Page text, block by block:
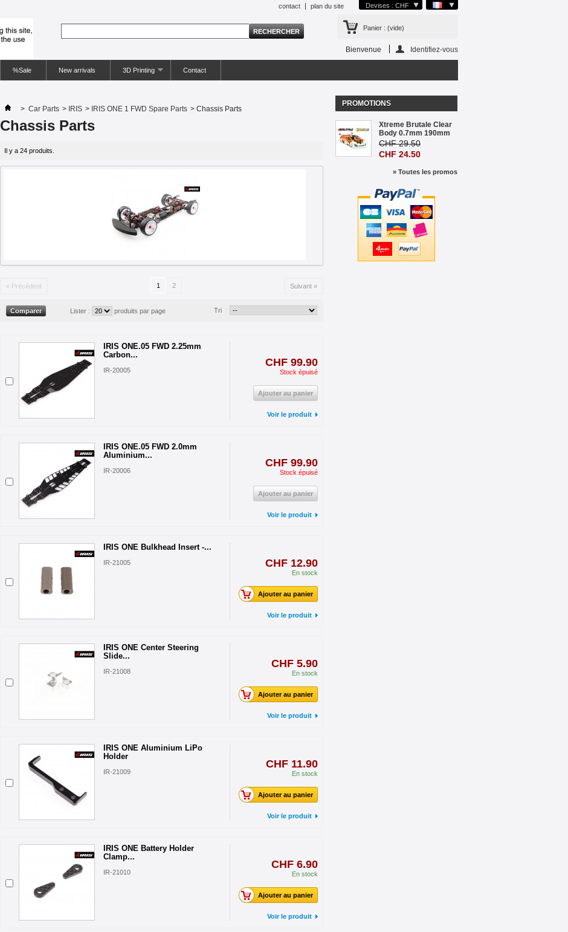
Devises : CHF
contact plan du site
Panier : (vide)
Bienvenue Identifiez-vous
%Sale New arrivals 3D Printing Contact
> Car Parts > IRIS > IRIS ONE 1 FWD Spare Parts > Chassis Parts
Chassis Parts
Il y a 24 produits.
« Précédent 1 2 Suivant »
Tri
Lister : produits par page
IRIS ONE.05 FWD 2.25mm
Carbon...
IR-20005
CHF 99.90
Stock épuisé
Ajouter au panier
Voir le produit
IRIS ONE.05 FWD 2.0mm
Aluminium...
IR-20006
CHF 99.90
Stock épuisé
Ajouter au panier
Voir le produit
IRIS ONE Bulkhead Insert -...
IR-21005 CHF 12.90
En stock
Ajouter au panier
Voir le produit
IRIS ONE Center Steering
Slide...
IR-21008
CHF 5.90
En stock
Ajouter au panier
Voir le produit
IRIS ONE Aluminium LiPo
Holder
IR-21009
CHF 11.90
En stock
Ajouter au panier
Voir le produit
IRIS ONE Battery Holder
Clamp...
IR-21010
CHF 6.90
En stock
Ajouter au panier
Voir le produit
PROMOTIONS
Xtreme Brutale Clear
Body 0.7mm 190mm
CHF 29.50
CHF 24.50
» Toutes les promos